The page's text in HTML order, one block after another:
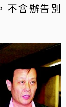
不會辦告別